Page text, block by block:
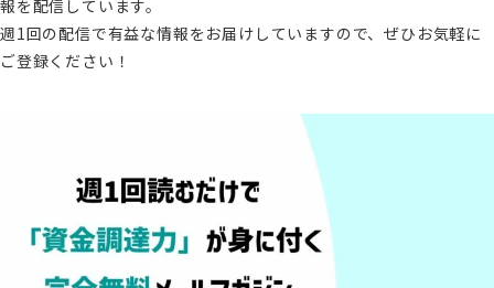
報を配信しています。
週1回の配信で有益な情報をお届けしていますので、ぜひお気軽に
ご登録ください！